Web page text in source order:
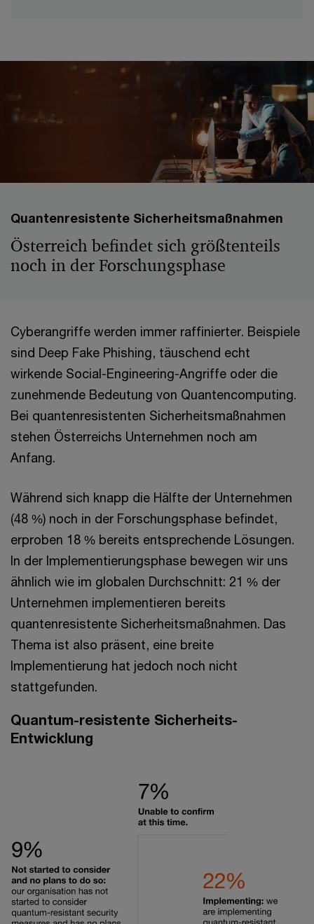
Quantenresistente Sicherheitsmaßnahmen
Österreich befindet sich größtenteils
noch in der Forschungsphase
Cyberangriffe werden immer raffinierter. Beispiele
sind Deep Fake Phishing, täuschend echt
wirkende Social-Engineering-Angriffe oder die
zunehmende Bedeutung von Quantencomputing.
Bei quantenresistenten Sicherheitsmaßnahmen
stehen Österreichs Unternehmen noch am
Anfang.
Während sich knapp die Hälfte der Unternehmen
(48 %) noch in der Forschungsphase befindet,
erproben 18 % bereits entsprechende Lösungen.
In der Implementierungsphase bewegen wir uns
ähnlich wie im globalen Durchschnitt: 21 % der
Unternehmen implementieren bereits
quantenresistente Sicherheitsmaßnahmen. Das
Thema ist also präsent, eine breite
Implementierung hat jedoch noch nicht
stattgefunden.
Quantum-resistente Sicherheits-
Entwicklung​